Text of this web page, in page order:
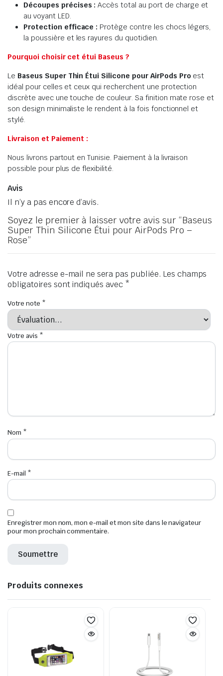
Découpes précises : Accès total au port de charge et
au voyant LED.
Protection efficace : Protège contre les chocs légers,
la poussière et les rayures du quotidien.
Pourquoi choisir cet étui Baseus ?
Le Baseus Super Thin Étui Silicone pour AirPods Pro est
idéal pour celles et ceux qui recherchent une protection
discrète avec une touche de couleur. Sa finition mate rose et
son design minimaliste le rendent à la fois fonctionnel et
stylé.
Livraison et Paiement :
Nous livrons partout en Tunisie. Paiement à la livraison
possible pour plus de flexibilité.
Avis
Il n’y a pas encore d’avis.
Soyez le premier à laisser votre avis sur “Baseus
Super Thin Silicone Étui pour AirPods Pro –
Rose”
Votre adresse e-mail ne sera pas publiée. Les champs
obligatoires sont indiqués avec *
Votre note *
Votre avis *
Nom *
E-mail *
Enregistrer mon nom, mon e-mail et mon site dans le navigateur
pour mon prochain commentaire.
Produits connexes